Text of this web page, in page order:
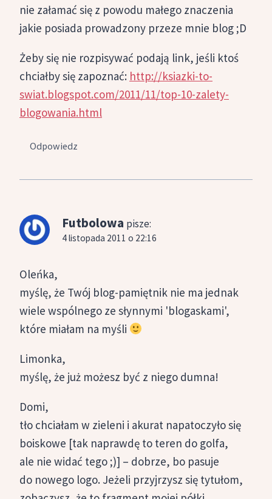
nie załamać się z powodu małego znaczenia
jakie posiada prowadzony przeze mnie blog ;D
Żeby się nie rozpisywać podają link, jeśli ktoś
chciałby się zapoznać: http://ksiazki-to-
swiat.blogspot.com/2011/11/top-10-zalety-
blogowania.html
Odpowiedz
Futbolowa pisze:
4 listopada 2011 o 22:16
Oleńka,
myślę, że Twój blog-pamiętnik nie ma jednak
wiele wspólnego ze słynnymi 'blogaskami',
które miałam na myśli
Limonka,
myślę, że już możesz być z niego dumna!
Domi,
tło chciałam w zieleni i akurat napatoczyło się
boiskowe [tak naprawdę to teren do golfa,
ale nie widać tego ;)] – dobrze, bo pasuje
do nowego logo. Jeżeli przyjrzysz się tytułom,